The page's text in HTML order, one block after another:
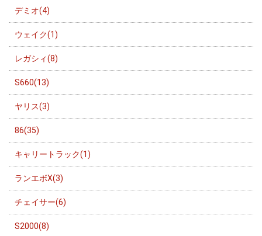
デミオ(4)
ウェイク(1)
レガシィ(8)
S660(13)
ヤリス(3)
86(35)
キャリートラック(1)
ランエボX(3)
チェイサー(6)
S2000(8)